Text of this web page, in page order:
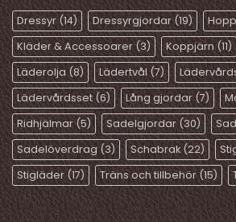
olika
alternativen
kan
väljas
på
produktsidan
olika
kan
väljas
på
Dressyr(14) Dressyrgjordar(19) Hopp
Kläder & Accessoarer(3) Koppjärn (11)
Läderolja (8) Lädertvål(7)
Lädervårdsset(6) Lång gjordar (7)
Ridhjälmar(5) Sadelgjordar(30)
Sadelöverdrag(3) Schabrak(22)
Stigläder(17) Träns och tillbehör(15)